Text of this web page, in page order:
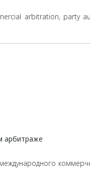
arbitration, party
арбитраже